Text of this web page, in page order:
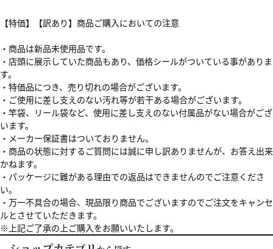
【特価】【訳あり】商品ご購入においての注意
・商品は新品未使用品です。
・店頭に展示していた商品もあり、価格シールがついている事がありま
す。
・特価品につき、売り切れの場合がございます。
・ご使用に差し支えのない汚れ等が若干ある場合がございます。
・竿袋、リール袋など、使用に差し支えのない付属品がない場合がござ
います。
・メーカー保証書はついておりません。
・商品の状態に対するご質問には誠に申し訳ありませんが、お答え出来
かねます。
・パッケージに難がある理由での返品はできませんのでご注意くださ
い。
・万一不具合の場合、現品限り商品でございますのでご注文をキャンセ
ルとさせていただきます。
※上記ご了承の上ご購入をお願いいたします。